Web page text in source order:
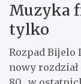
Muzyka
tylko
Rozpad Bijelo
nowy